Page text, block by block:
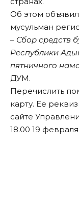
Об этом
мусульман
– Сбор средств
Республики
пятничного
ДУМ.
Перечислить
карту. Ее
сайте
18.00 19 февраля.